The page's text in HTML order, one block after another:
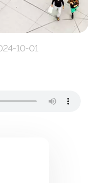
10-01